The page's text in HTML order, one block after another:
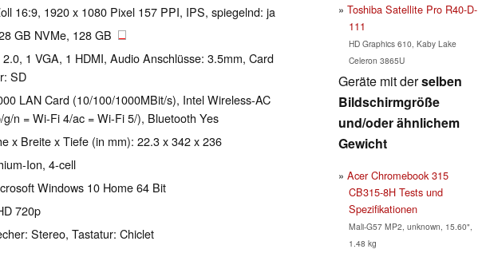
16:9, 1920 x 1080 Pixel 157 PPI, IPS, spiegelnd: ja
GB NVMe, 128 GB
1 VGA, 1 HDMI, Audio Anschlüsse: 3.5mm, Card
SD
LAN Card (10/100/1000MBit/s), Intel Wireless-AC
n = Wi-Fi 4/ac = Wi-Fi 5/), Bluetooth Yes
x Breite x Tiefe (in mm): 22.3 x 342 x 236
Ion, 4-cell
Windows 10 Home 64 Bit
720p
Stereo, Tastatur: Chiclet
Toshiba Satellite Pro R40-D-
111
HD Graphics 610, Kaby Lake
Celeron 3865U
Geräte mit derselben
Bildschirmgröße
und/oder ähnlichem
Gewicht
Acer Chromebook 315
CB315-8H Tests und
Spezifikationen
Mali-G57 MP2, unknown, 15.60",
1.48 kg